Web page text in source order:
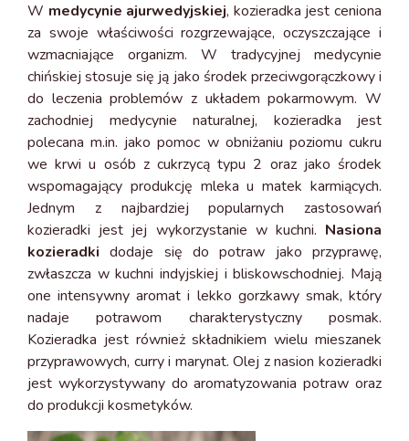
W medycynie ajurwedyjskiej, kozieradka jest ceniona
za swoje właściwości rozgrzewające, oczyszczające i
wzmacniające organizm. W tradycyjnej medycynie
chińskiej stosuje się ją jako środek przeciwgorączkowy i
do leczenia problemów z układem pokarmowym. W
zachodniej medycynie naturalnej, kozieradka jest
polecana m.in. jako pomoc w obniżaniu poziomu cukru
we krwi u osób z cukrzycą typu 2 oraz jako środek
wspomagający produkcję mleka u matek karmiących.
Jednym z najbardziej popularnych zastosowań
kozieradki jest jej wykorzystanie w kuchni. Nasiona
kozieradki dodaje się do potraw jako przyprawę,
zwłaszcza w kuchni indyjskiej i bliskowschodniej. Mają
one intensywny aromat i lekko gorzkawy smak, który
nadaje potrawom charakterystyczny posmak.
Kozieradka jest również składnikiem wielu mieszanek
przyprawowych, curry i marynat. Olej z nasion kozieradki
jest wykorzystywany do aromatyzowania potraw oraz
do produkcji kosmetyków.